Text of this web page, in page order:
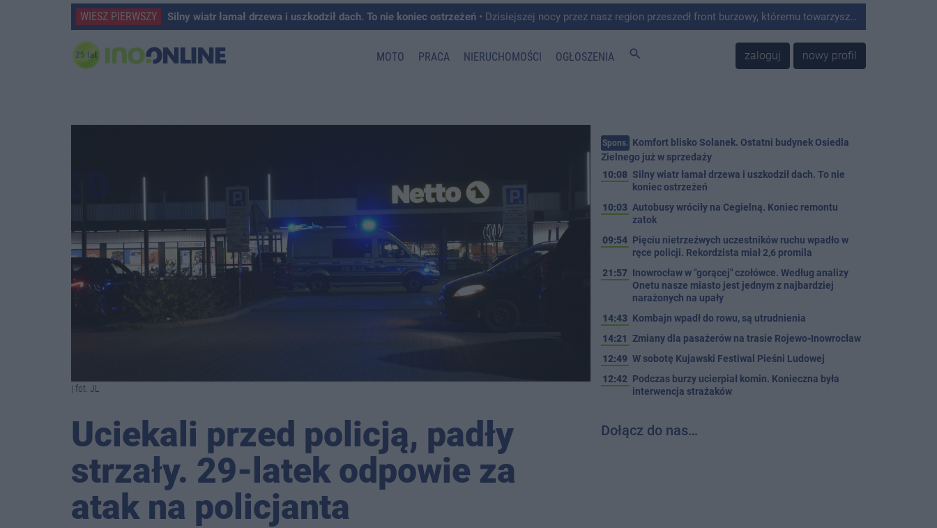
WIESZ PIERWSZY Silny wiatr łamał drzewa i uszkodził dach. To nie koniec ostrzeżeń • Dzisiejszej nocy przez nasz region przeszedł front burzowy, któremu towarzyszyły intensywne opady deszczu oraz silny wiatr. W wyniku niekorzystnych warunków atmosferycznych strażacy z terenu powiatu interweniowali 13 razy.
MOTO PRACA NIERUCHOMOŚCI OGŁOSZENIA search zaloguj nowy profil
| fot. JL
Uciekali przed policją, padły
strzały. 29-latek odpowie za
atak na policjanta
Spons. Komfort blisko Solanek. Ostatni budynek Osiedla
Zielnego już w sprzedaży
10:08 Silny wiatr łamał drzewa i uszkodził dach. To nie
koniec ostrzeżeń
10:03 Autobusy wróciły na Cegielną. Koniec remontu
zatok
09:54 Pięciu nietrzeźwych uczestników ruchu wpadło w
ręce policji. Rekordzista miał 2,6 promila
21:57 Inowrocław w "gorącej" czołówce. Według analizy
Onetu nasze miasto jest jednym z najbardziej
narażonych na upały
14:43 Kombajn wpadł do rowu, są utrudnienia
14:21 Zmiany dla pasażerów na trasie Rojewo-Inowrocław
12:49 W sobotę Kujawski Festiwal Pieśni Ludowej
12:42 Podczas burzy ucierpiał komin. Konieczna była
interwencja strażaków
Dołącz do nas…